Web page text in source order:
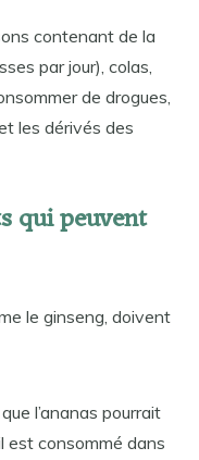
contenant de la
par jour), colas,
de drogues,
les dérivés des
qui peuvent
le ginseng, doivent
l’ananas pourrait
est consommé dans